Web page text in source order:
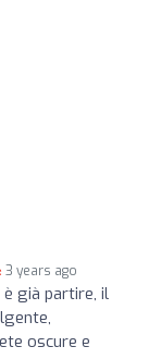
3 years ago
è già partire, il
oscure e